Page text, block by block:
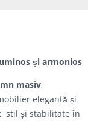
și armonios
masiv,
elegantă și
stil și stabilitate în